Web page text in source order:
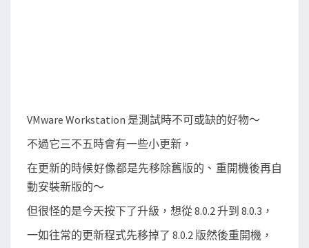
t
a
t
n
中
VMware Workstation 是測試時不可或缺的好物～
不過它三不五時會有一些小更新，
在更新的時候好像都是先移除舊版的、重開機後再自
動安裝新版的～
但很怪的是今天按下了升級，想從 8.0.2 升到 8.0.3，
一如往常的更新程式先移掉了 8.0.2 版然後重開機，